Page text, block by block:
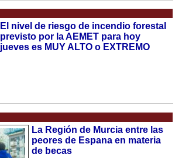
El nivel de riesgo de incendio forestal
previsto por la AEMET para hoy
jueves es MUY ALTO o EXTREMO
La Región de Murcia entre las
peores de Espana en materia
de becas